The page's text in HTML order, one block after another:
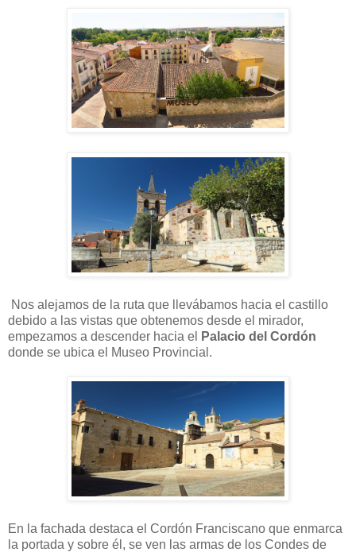
Nos alejamos de la ruta que llevábamos hacia el castillo
debido a las vistas que obtenemos desde el mirador,
empezamos a descender hacia el
Palacio del Cordón
donde se ubica el Museo Provincial.
En la fachada destaca el Cordón Franciscano que enmarca
la portada y sobre él, se ven las armas de los Condes de